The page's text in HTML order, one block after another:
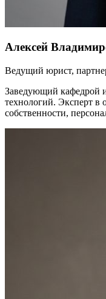
Алексей
Ведущий юрист,
Заведующий кафедрой
технологий. Эксперт в
собственности,